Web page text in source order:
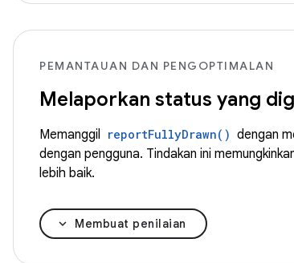
PEMANTAUAN DAN PENGOPTIMALAN
Melaporkan status yang
Memanggil reportFullyDrawn() dengan
dengan pengguna. Tindakan ini
lebih baik.
Membuat penilaian